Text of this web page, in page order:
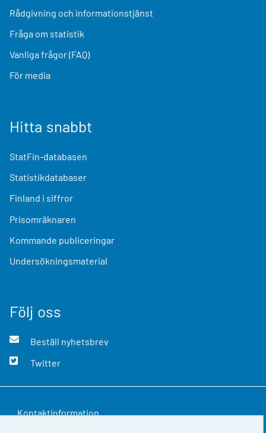
Rådgivning och informationstjänst
Fråga om statistik
Vanliga frågor (FAQ)
För media
Hitta snabbt
StatFin-databasen
Statistikdatabaser
Finland i siffror
Prisomräknaren
Kommande publiceringar
Undersökningsmaterial
Följ oss
Beställ nyhetsbrev
Twitter
Kontaktinformation